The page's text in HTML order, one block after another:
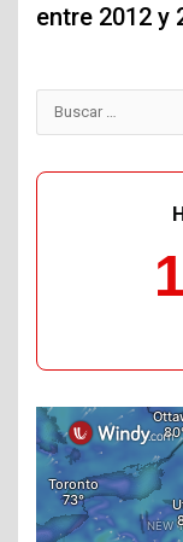
entre 2012 y
Buscar: